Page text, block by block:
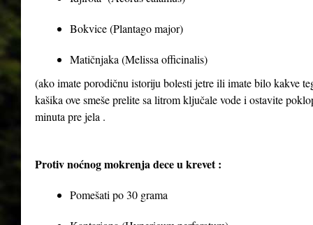
Bokvice (Plantago major)
Matičnjaka (Melissa officinalis)
(ako imate porodičnu istoriju bolesti jetre ili imate bilo kakve
kašika ove smeše prelite sa litrom ključale vode i ostavite
minuta pre jela .
Protiv noćnog mokrenja dece u krevet :
Pomešati po 30 grama